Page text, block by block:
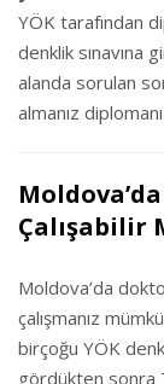
YÖK tarafından
denklik sınavına
alanda sorulan
almanız
Çalışabilir
Moldova’da
çalışmanız
birçoğu YÖK
gördükten sonra